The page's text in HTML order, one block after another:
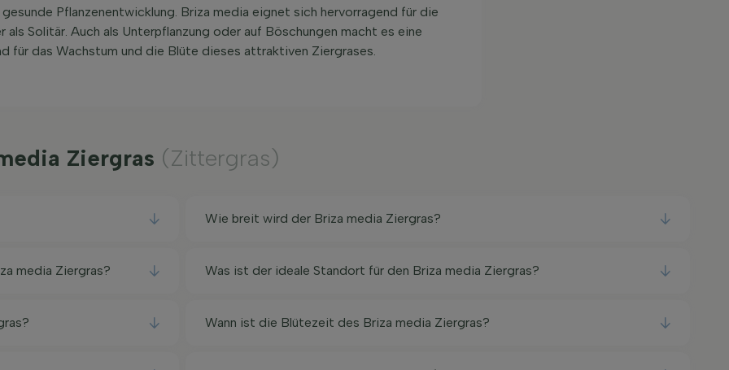
Pflanzenentwicklung. Briza media eignet sich hervorragend für die
Solitär. Auch als Unterpflanzung oder auf Böschungen macht es eine
für das Wachstum und die Blüte dieses attraktiven Ziergrases.
Ziergras (Zittergras)
Wie breit wird der Briza media Ziergras?
media Ziergras? Was ist der ideale Standort für den Briza media Ziergras?
Wann ist die Blütezeit des Briza media Ziergras?